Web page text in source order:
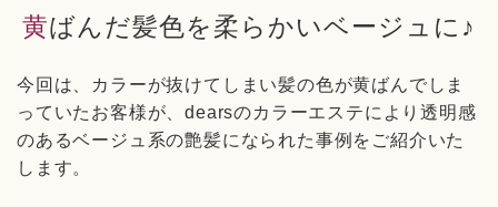
黄ばんだ髪色を柔らかいベージュに♪
今回は、カラーが抜けてしまい髪の色が黄ばんでしま
っていたお客様が、dearsのカラーエステにより透明感
のあるベージュ系の艶髪になられた事例をご紹介いた
します。